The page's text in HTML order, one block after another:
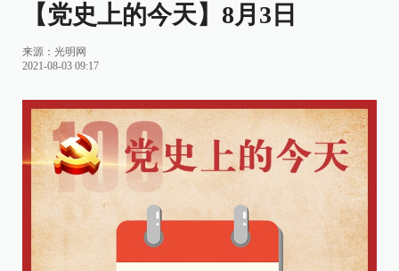
【党史上的今天】8月3日
来源： 光明网
2021-08-03 09:17